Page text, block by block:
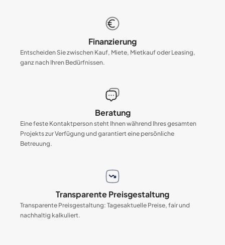
Finanzierung
Entscheiden Sie zwischen Kauf, Miete, Mietkauf oder Leasing,
ganz nach Ihren Bedürfnissen.
Beratung
Eine feste Kontaktperson steht Ihnen während Ihres gesamten
Projekts zur Verfügung und garantiert eine persönliche
Betreuung.
Transparente Preisgestaltung
Transparente Preisgestaltung: Tagesaktuelle Preise, fair und
nachhaltig kalkuliert.